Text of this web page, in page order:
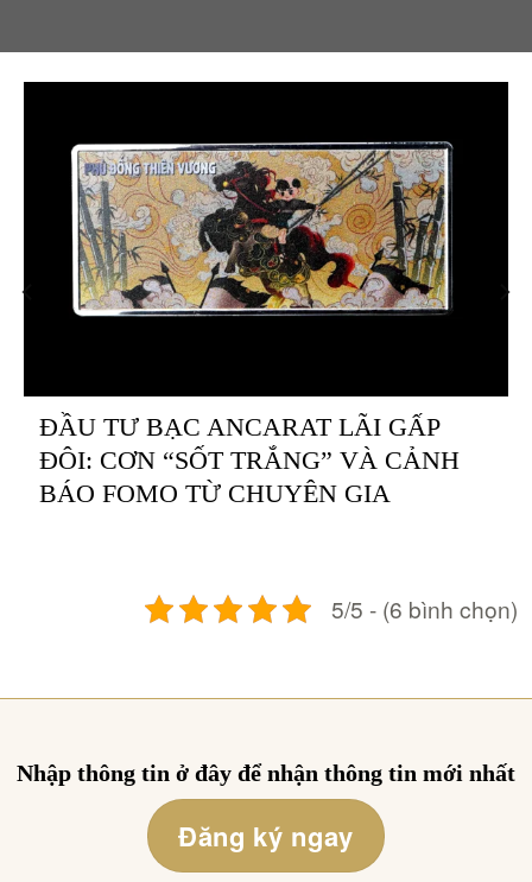
ĐẦU TƯ BẠC ANCARAT LÃI GẤP
ĐÔI: CƠN “SỐT TRẮNG” VÀ CẢNH
BÁO FOMO TỪ CHUYÊN GIA
5/5 - (6 bình chọn)
Nhập thông tin ở đây để nhận thông tin mới nhất
Đăng ký ngay